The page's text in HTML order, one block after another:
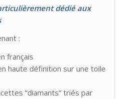
dédié aux
:
français
haute définition sur une toile
“diamants” triés par